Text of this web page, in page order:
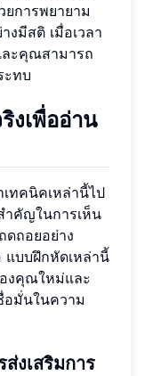
การพยายาม
งมีสติ เมื่อเวลา
ละคุณสามารถ
ะทบ
งเพื่ออ่าน
ทคนิคเหล่านี้ไป
ำคัญในการเห็น
ดถอยอย่าง
แบบฝึกหัดเหล่านี้
งคุณใหม่และ
อมั่นในความ
งเสริมการ